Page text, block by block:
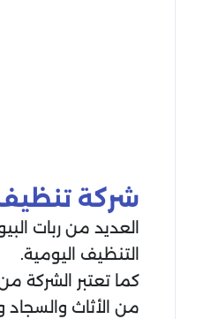
شركة
العديد من ربات
التنظيف اليومية.
كما تعتبر الشركة
من الأثاث والسجاد